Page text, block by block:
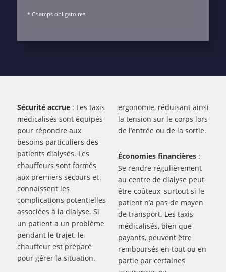
* Champs obligatoires
Sécurité accrue: Les taxis
médicalisés sont équipés
pour répondre aux
besoins particuliers des
patients dialysés. Les
chauffeurs sont formés
aux premiers secours et
connaissent les
complications potentielles
associées à la dialyse. Si
un patient a un problème
pendant le trajet, le
chauffeur est préparé
pour gérer la situation.
ergonomie, réduisant ainsi
la tension sur le corps lors
de l’entrée ou de la sortie.
Économies financières:
Se rendre régulièrement
au centre de dialyse peut
être coûteux, surtout si le
patient n’a pas de moyen
de transport. Les taxis
médicalisés, bien que
payants, peuvent être
remboursés en tout ou en
partie par certaines